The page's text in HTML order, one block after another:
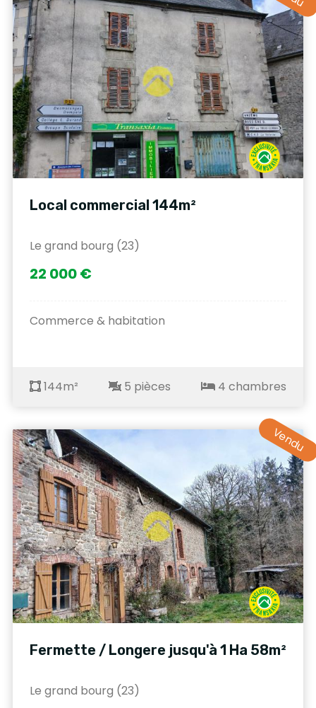
Local commercial 144m²
Le grand bourg (23)
22 000 €
Commerce & habitation
144m² 5 pièces 4 chambres
Vendu
Fermette / Longere jusqu'à 1 Ha 58m²
Le grand bourg (23)